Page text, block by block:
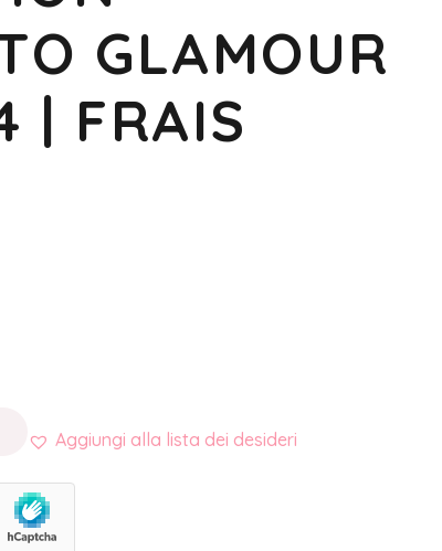
GLAMOUR
| FRAIS
Aggiungi alla lista dei desideri